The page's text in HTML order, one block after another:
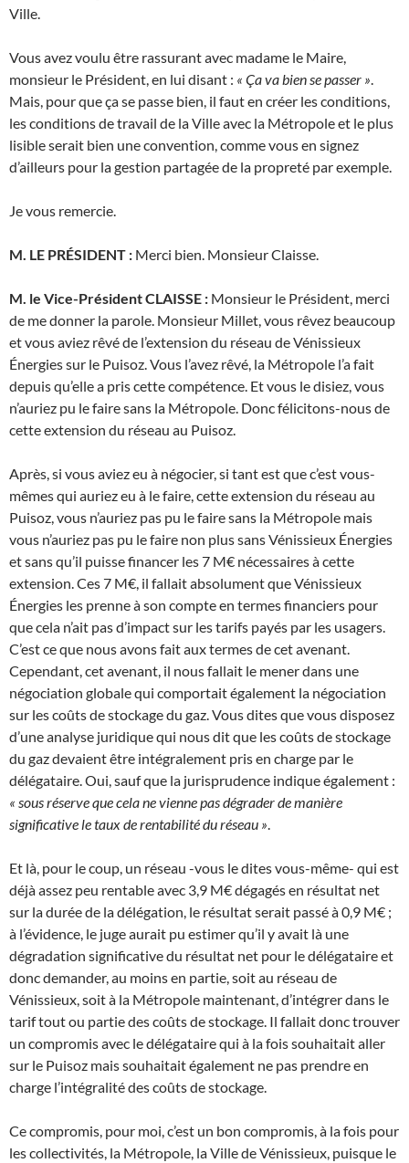
Ville.
Vous avez voulu être rassurant avec madame le Maire,
monsieur le Président, en lui disant : « Ça va bien se passer ».
Mais, pour que ça se passe bien, il faut en créer les conditions,
les conditions de travail de la Ville avec la Métropole et le plus
lisible serait bien une convention, comme vous en signez
d’ailleurs pour la gestion partagée de la propreté par exemple.
Je vous remercie.
M. LE PRÉSIDENT : Merci bien. Monsieur Claisse.
M. le Vice-Président CLAISSE : Monsieur le Président, merci
de me donner la parole. Monsieur Millet, vous rêvez beaucoup
et vous aviez rêvé de l’extension du réseau de Vénissieux
Énergies sur le Puisoz. Vous l’avez rêvé, la Métropole l’a fait
depuis qu’elle a pris cette compétence. Et vous le disiez, vous
n’auriez pu le faire sans la Métropole. Donc félicitons-nous de
cette extension du réseau au Puisoz.
Après, si vous aviez eu à négocier, si tant est que c’est vous-
mêmes qui auriez eu à le faire, cette extension du réseau au
Puisoz, vous n’auriez pas pu le faire sans la Métropole mais
vous n’auriez pas pu le faire non plus sans Vénissieux Énergies
et sans qu’il puisse financer les 7 M€ nécessaires à cette
extension. Ces 7 M€, il fallait absolument que Vénissieux
Énergies les prenne à son compte en termes financiers pour
que cela n’ait pas d’impact sur les tarifs payés par les usagers.
C’est ce que nous avons fait aux termes de cet avenant.
Cependant, cet avenant, il nous fallait le mener dans une
négociation globale qui comportait également la négociation
sur les coûts de stockage du gaz. Vous dites que vous disposez
d’une analyse juridique qui nous dit que les coûts de stockage
du gaz devaient être intégralement pris en charge par le
délégataire. Oui, sauf que la jurisprudence indique également :
« sous réserve que cela ne vienne pas dégrader de manière
significative le taux de rentabilité du réseau ».
Et là, pour le coup, un réseau -vous le dites vous-même- qui est
déjà assez peu rentable avec 3,9 M€ dégagés en résultat net
sur la durée de la délégation, le résultat serait passé à 0,9 M€ ;
à l’évidence, le juge aurait pu estimer qu’il y avait là une
dégradation significative du résultat net pour le délégataire et
donc demander, au moins en partie, soit au réseau de
Vénissieux, soit à la Métropole maintenant, d’intégrer dans le
tarif tout ou partie des coûts de stockage. Il fallait donc trouver
un compromis avec le délégataire qui à la fois souhaitait aller
sur le Puisoz mais souhaitait également ne pas prendre en
charge l’intégralité des coûts de stockage.
Ce compromis, pour moi, c’est un bon compromis, à la fois pour
les collectivités, la Métropole, la Ville de Vénissieux, puisque le